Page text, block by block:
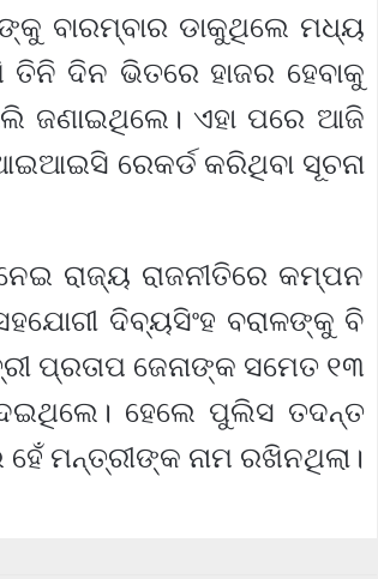
ବାରମ୍ବାର ଡାକୁଥିଲେ ମଧ୍ୟ
ତିନି ଦିନ ଭିତରେ ହାଜର ହେବାକୁ
ଜଣାଇଥିଲେ। ଏହା ପରେ ଆଜି
ରେକର୍ଡ କରିଥିବା ସୂଚନା
ରାଜ୍ୟ ରାଜନୀତିରେ କମ୍ପନ
ଦିବ୍ୟସିଂହ ବରାଳଙ୍କୁ ବି
ପ୍ରତାପ ଜେନାଙ୍କ ସମେତ ୧୩
ହେଲେ ପୁଲିସ ତଦନ୍ତ
ମନ୍ତ୍ରୀଙ୍କ ନାମ ରଖିନଥିଲା।